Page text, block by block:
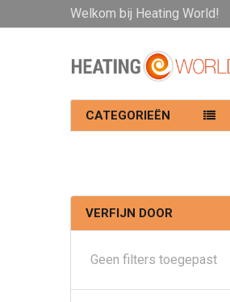
Welkom bij Heating World!
CATEGORIEËN
VERFIJN DOOR
Geen filters toegepast